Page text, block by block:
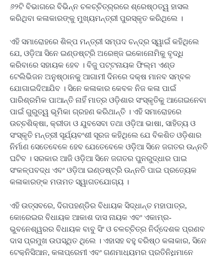
୬୨ଟି ବିଭାଗରେ ବିଭିନ୍ନ ଚଳଚ୍ଚିତ୍ର୍ରରେ ଶ୍ରେଷ୍ଠତ୍ୱ ହାସଲ
କରିଥିବା କଳାକାରଙ୍କୁ ମୁଖ୍ୟମନ୍ତ୍ରୀ ପୁରସ୍କୃତ କରିଥିଲେ ।
ଏହି ସମାରୋହରେ ଶିଳ୍ପ ମନ୍ତ୍ରୀ ସମ୍ପଦ ଚନ୍ଦ୍ର ସ୍ୱାଇଁ କହିଥିଲେ
ଯେ, ଓଡ଼ିଆ ସିନେ ଇଣ୍ଡଷ୍ଟ୍ରି ଅରେଞ୍ଜ ଇକୋନୋମିକୁ ବୃଦ୍ଧି
କରିବାରେ ସହାୟକ ହେବ । ବିଜୁ ପଟ୍ଟନାୟକ ଫିଲ୍ମ ଏଣ୍ଡ
ଟେଲିଭିଜନ ଅନୁଷ୍ଠାନକୁ ଆଗାମୀ ଦିନରେ ଦକ୍ଷ ମାନବ ସମ୍ବଳ
ଯୋଗାଇଦିଆଯିବ । ସିନେ କଳାକାର କେବଳ ନିଜ କଳା ପାଇଁ
ପାରିଶ୍ରମିକ ପାଆନ୍ତି ନାହିଁ ମାତ୍ର ଓଡ଼ିଶାର ସଂସ୍କୃତିକୁ ଆଗେଇନେବା
ପାଇଁ ଗୁରୁତ୍ୱ ଭୂମିକା ଗ୍ରହଣ କରିଥାନ୍ତି । ଏହି ସମାରୋହରେ
ଉଚ୍‌ଚଶିକ୍ଷା, କ୍ରୀଡା ଓ ଯୁବସେବା ତଥା ଓଡ଼ିଆ ଭାଷା, ସାହିତ୍ୟ ଓ
ସଂସ୍କୃତି ମନ୍ତ୍ରୀ ସୂର୍ଯ୍ୟବଂଶୀ ସୂରଜ କହିଥିଲେ ଯେ ବିକଶିତ ଓଡ଼ିଶାର
ନିର୍ମାଣ ସେତେବେଳେ ହେବ ଯେତେବେଳେ ଓଡ଼ିଆ ସିନେ ଜଗତର ଉନ୍ନତି
ଘଟିବ । ସରକାର ଆଜି ଓଡ଼ିଆ ସିନେ ଜଗତର ପୁନରୁଦ୍ଧାର ପାଇ
ସଂକଳ୍ପବଦ୍ଧ ଏବଂ ଓଡ଼ିଆ ଇଣ୍ଡଷ୍ଟ୍ରି ଉନ୍ନତି ପାଇ ପ୍ରତ୍ୟେକ
କଳାକାରଙ୍କ ମତାମତ ସ୍ୱାଗତଯୋଗ୍ୟ ।
ଏହି ଉତ୍ସବରେ, ଦିଗପହଣ୍ଡିର ବିଧାୟକ ସିଦ୍ଧାନ୍ତ ମହାପାତ୍ର,
କୋରେଇର ବିଧାୟକ ଆକାଶ ଦାସ ନାୟକ ଏବଂ ଏକାମ୍ର-
ଭୁବନେଶ୍ୱରର ବିଧାୟକ ବାବୁ ସିଂ ଓ ଚଳଚ୍ଚିତ୍ର ନିର୍ଦ୍ଦେଶକ ପ୍ରଣବ
ଦାସ ପ୍ରମୁଖ ଉପସ୍ଥିତ ଥିଲେ । ଏହାସହ ବହୁ ବରିଷ୍ଠ କଳାକାର, ସିନେ
ଟେକ୍ନିସିଆନ, କଳାପ୍ରେମୀ ଏବଂ ଗଣମାଧ୍ୟମର ପ୍ରତିନିଧିମାନେ